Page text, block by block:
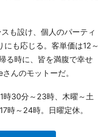
も設け、個人のパーティ
も応じる。客単価は12～
る時に、皆を満腹で幸せ
んのモットーだ。
時30分～23時、木曜～土
時～24時。日曜定休。